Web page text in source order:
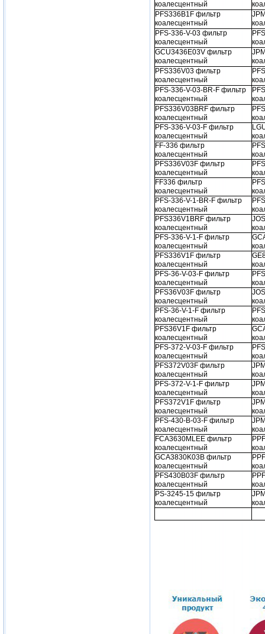
коалесцентный
PFS336B1F фильтр
коалесцентный
PFS-336-V-03 фильтр
коалесцентный
GCU3436E03V фильтр
коалесцентный
PFS336V03 фильтр
коалесцентный
PFS-336-V-03-BR-F фильтр
коалесцентный
PFS336V03BRF фильтр
коалесцентный
PFS-336-V-03-F фильтр
коалесцентный
FF-336 фильтр
коалесцентный
PFS336V03F фильтр
коалесцентный
FF336 фильтр
коалесцентный
PFS-336-V-1-BR-F фильтр
коалесцентный
PFS336V1BRF фильтр
коалесцентный
PFS-336-V-1-F фильтр
коалесцентный
PFS336V1F фильтр
коалесцентный
PFS-36-V-03-F фильтр
коалесцентный
PFS36V03F фильтр
коалесцентный
PFS-36-V-1-F фильтр
коалесцентный
PFS36V1F фильтр
коалесцентный
PFS-372-V-03-F фильтр
коалесцентный
PFS372V03F фильтр
коалесцентный
PFS-372-V-1-F фильтр
коалесцентный
PFS372V1F фильтр
коалесцентный
PFS-430-B-03-F фильтр
коалесцентный
FCA3630MLEE фильтр
коалесцентный
GCA3830K03B фильтр
коалесцентный
PFS430B03F фильтр
коалесцентный
PS-3245-15 фильтр
коалесцентный